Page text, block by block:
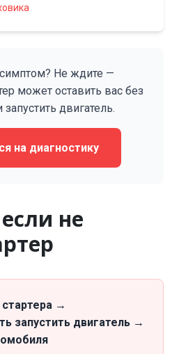
Не ждите —
может оставить вас без
двигатель.
на диагностику
не
→
запустить двигатель →